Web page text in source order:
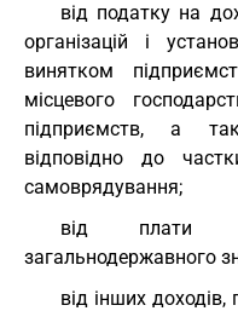
від податку на
організацій і
винятком
місцевого
підприємств, а
відповідно до
самоврядування;
від плати
загальнодержавного
від інших